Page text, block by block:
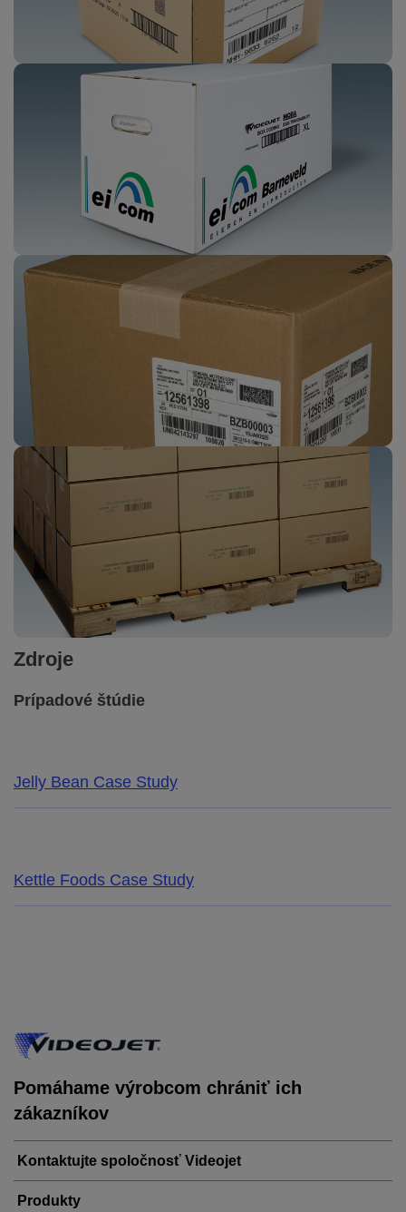
Zdroje
Prípadové štúdie
Jelly Bean Case Study
Kettle Foods Case Study
Pomáhame výrobcom chrániť ich
zákazníkov
Kontaktujte spoločnosť Videojet
Produkty